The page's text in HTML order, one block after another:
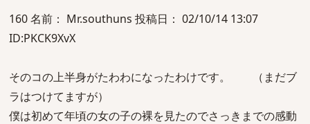
160 名前： Mr.southuns 投稿日： 02/10/14 13:07
ID:PKCK9XvX
そのコの上半身がたわわになったわけです。 （まだブ
ラはつけてますが）
僕は初めて年頃の女の子の裸を見たのでさっきまでの感動